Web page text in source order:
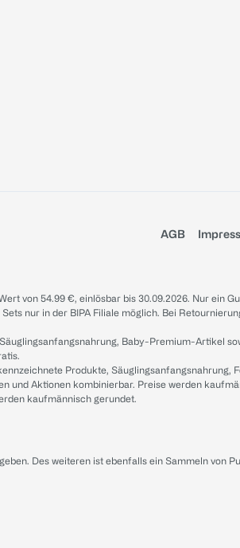
AGB
von 54.99 €, einlösbar bis 30.09.2026. Nur ein
nur in der BIPA Filiale möglich. Bei
Baby-Premium-Artikel
Produkte,
und Aktionen kombinierbar. Preise werden
kaufmännisch gerundet.
Des weiteren ist ebenfalls ein Sammeln von